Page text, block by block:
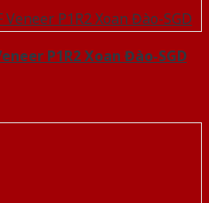
P1R2 Xoan Đào-SGD